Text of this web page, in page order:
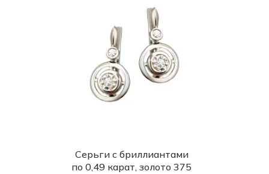
Серьги с бриллиантами
по 0,49 карат, золото 375